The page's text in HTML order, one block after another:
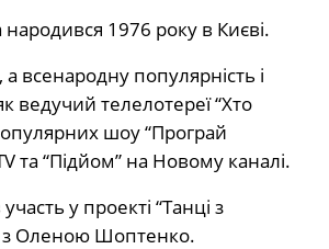
1976 року в Києві.
всенародну популярність і
ведучий телелотереї “Хто
шоу “Програй
та “Підйом” на Новому каналі.
у проекті “Танці з
з Оленою Шоптенко.